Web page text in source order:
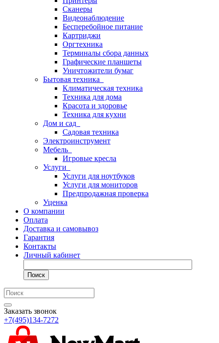
Сканеры
Видеонаблюдение
Бесперебойное питание
Картриджи
Оргтехника
Терминалы сбора данных
Графические планшеты
Уничтожители бумаг
Бытовая техника
Климатическая техника
Техника для дома
Красота и здоровье
Техника для кухни
Дом и сад
Садовая техника
Электроинструмент
Мебель
Игровые кресла
Услуги
Услуги для ноутбуков
Услуги для мониторов
Предпродажная проверка
Уценка
О компании
Оплата
Доставка и самовывоз
Гарантия
Контакты
Личный кабинет
Поиск
Заказать звонок
+7(495)134-7272